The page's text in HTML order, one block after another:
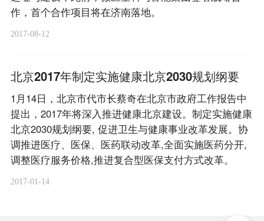
作，首个合作项目将在济南落地。
2017-08-12
北京2017年制定实施健康北京2030规划纲要
1月14日，北京市代市长蔡奇在北京市政府工作报告中
提出，2017年将深入推进健康北京建设。制定实施健康
北京2030规划纲要, 促进卫生与健康事业改革发展。协
调推进医疗、医保、医药联动改革,全面实施医药分开,
调整医疗服务价格,推进复合型医保支付方式改革。
2017-01-14